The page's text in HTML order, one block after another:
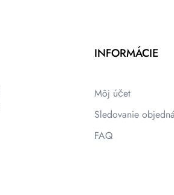
INFORMÁCIE
Môj účet
Sledovanie
FAQ